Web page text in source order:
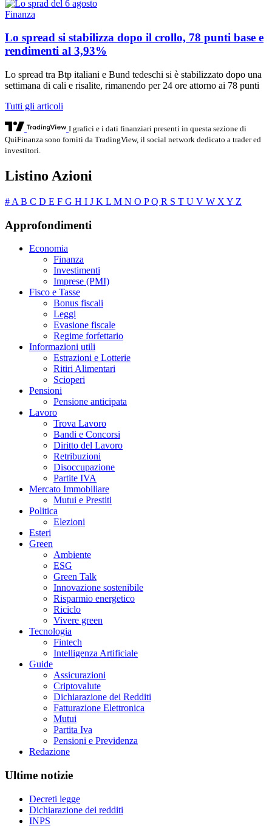
Finanza
Lo spread si stabilizza dopo il crollo, 78 punti base e
rendimenti al 3,93%
Lo spread tra Btp italiani e Bund tedeschi si è stabilizzato dopo una
settimana di cali e risalite, rimanendo per 24 ore attorno ai 78 punti
Tutti gli articoli
I grafici e i dati finanziari presenti in questa sezione di
QuiFinanza sono forniti da TradingView, il social network dedicato a trader ed
investitori.
Listino Azioni
# A B C D E F G H I J K L M N O PQ R S T U V W X Y Z
Approfondimenti
Economia
Finanza
Investimenti
Imprese (PMI)
Fisco e Tasse
Bonus fiscali
Leggi
Evasione fiscale
Regime forfettario
Informazioni utili
Estrazioni e Lotterie
Ritiri Alimentari
Scioperi
Pensioni
Pensione anticipata
Lavoro
Trova Lavoro
Bandi e Concorsi
Diritto del Lavoro
Retribuzioni
Disoccupazione
Partite IVA
Mercato Immobiliare
Mutui e Prestiti
Politica
Elezioni
Esteri
Green
Ambiente
ESG
Green Talk
Innovazione sostenibile
Risparmio energetico
Riciclo
Vivere green
Tecnologia
Fintech
Intelligenza Artificiale
Guide
Assicurazioni
Criptovalute
Dichiarazione dei Redditi
Fatturazione Elettronica
Mutui
Partita Iva
Pensioni e Previdenza
Redazione
Ultime notizie
Decreti legge
Dichiarazione dei redditi
INPS